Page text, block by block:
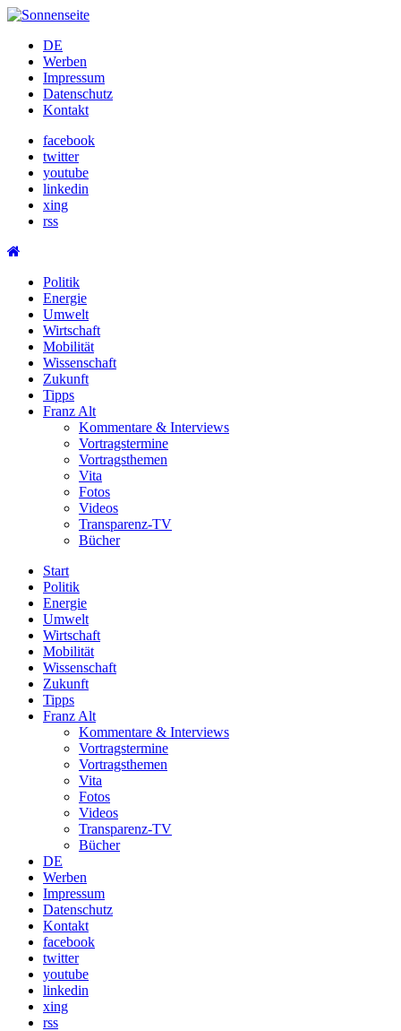
Skip
contentDE
Werben
Impressum
Datenschutz
Kontakt
facebook
twitter
youtube
linkedin
xing
rss
Politik
Energie
Umwelt
Wirtschaft
Mobilität
Wissenschaft
Zukunft
Tipps
Franz Alt
Kommentare & Interviews
Vortragstermine
Vortragsthemen
Vita
Fotos
Videos
Transparenz-TV
Bücher
Start
Politik
Energie
Umwelt
Wirtschaft
Mobilität
Wissenschaft
Zukunft
Tipps
Franz Alt
Kommentare & Interviews
Vortragstermine
Vortragsthemen
Vita
Fotos
Videos
Transparenz-TV
Bücher
DE
Werben
Impressum
Datenschutz
Kontakt
facebook
twitter
youtube
linkedin
xing
rss